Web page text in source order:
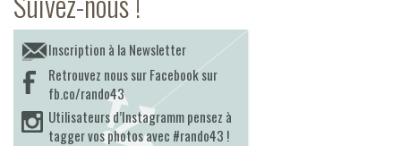
Inscription à la Newsletter
Retrouvez nous sur Facebook sur
fb.co/rando43
Utilisateurs d’Instagramm pensez à
tagger vos photos avec #rando43 !